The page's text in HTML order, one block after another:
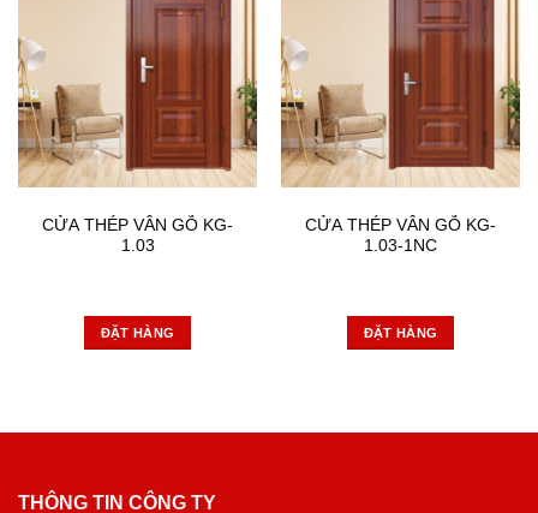
CỬA THÉP VÂN GỖ KG-
1.03
ĐẶT HÀNG
CỬA THÉP VÂN GỖ KG-
1.03-1NC
ĐẶT HÀNG
THÔNG TIN CÔNG TY